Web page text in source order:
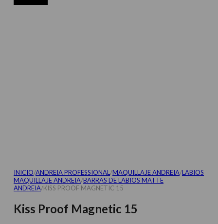
INICIO/ANDREIA PROFESSIONAL /MAQUILLAJE ANDREIA/LABIOS
MAQUILLAJE ANDREIA/BARRAS DE LABIOS MATTE
ANDREIA/KISS PROOF MAGNETIC 15
Kiss Proof Magnetic 15